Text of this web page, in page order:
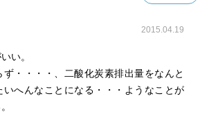
。
界の気温上昇を2℃に抑えるためには、
出量をゼロにする必要があるが、現実的
上の気温上昇を想定して、対応策を考え
年にCOP21で採択され、2016年11月に
2015.04.19
い。
ず・・・・、二酸化炭素排出量をなんと
いへんなことになる・・・ようなことが